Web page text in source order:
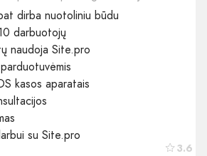
3.6
dirba nuotoliniu būdu
darbuotojų
naudoja Site.pro
kasos aparatais
su Site.pro